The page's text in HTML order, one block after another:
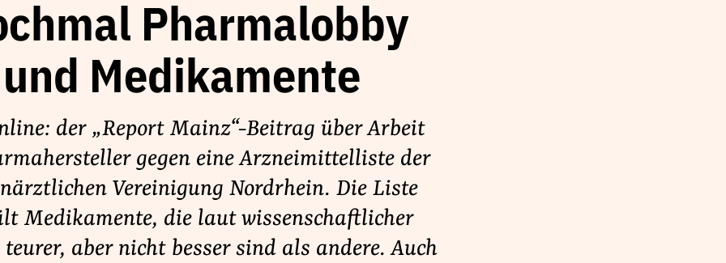
Pharmalobby
und Medikamente
der „Report Mainz“-Beitrag über Arbeit
gegen eine Arzneimittelliste der
Vereinigung Nordrhein. Die Liste
Medikamente, die laut wissenschaftlicher
aber nicht besser sind als andere. Auch